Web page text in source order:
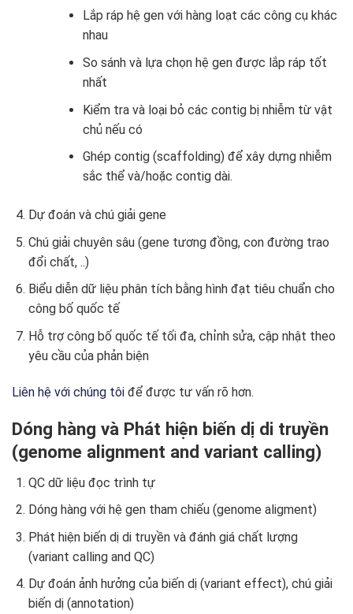
Lắp ráp hệ gen với hàng loạt các công cụ khác
nhau
So sánh và lựa chọn hệ gen được lắp ráp tốt
nhất
Kiểm tra và loại bỏ các contig bị nhiễm từ vật
chủ nếu có
Ghép contig (scaffolding) để xây dựng nhiễm
sắc thể và/hoặc contig dài.
Dự đoán và chú giải gene
Chú giải chuyên sâu (gene tương đồng, con đường trao
đổi chất, ..)
Biểu diễn dữ liệu phân tích bằng hình đạt tiêu chuẩn cho
công bố quốc tế
Hỗ trợ công bố quốc tế tối đa, chỉnh sửa, cập nhật theo
yêu cầu của phản biện
Liên hệ với chúng tôi để được tư vấn rõ hơn.
Dóng hàng và Phát hiện biến dị di truyền
(genome alignment and variant calling)
QC dữ liệu đọc trình tự
Dóng hàng với hệ gen tham chiếu (genome aligment)
Phát hiện biến dị di truyền và đánh giá chất lượng
(variant calling and QC)
Dự đoán ảnh hưởng của biến dị (variant effect), chú giải
biến dị (annotation)